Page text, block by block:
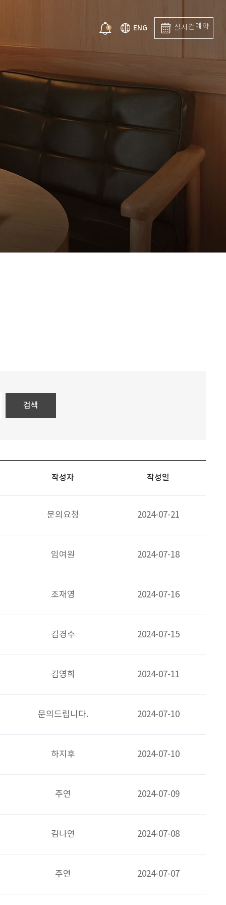
ENG 실 시 간 예 약
작성자 작성일
문의요청 2024-07-21
임여원 2024-07-18
조재영 2024-07-16
김경수 2024-07-15
김영희 2024-07-11
문의드립니다. 2024-07-10
하지후 2024-07-10
주연 2024-07-09
김나연 2024-07-08
주연 2024-07-07